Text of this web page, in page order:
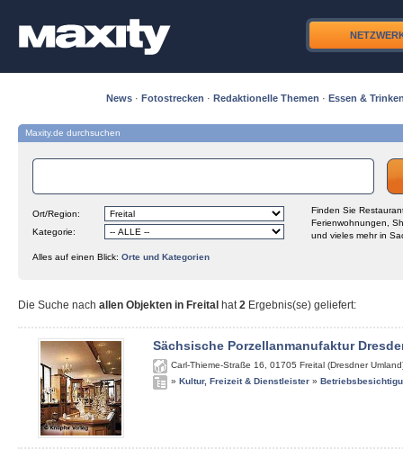
News · Fotostrecken · Redaktionelle Themen · Essen &
Maxity.de durchsuchen
Ort/Region:
Kategorie:
Finden Sie
Ferienwohnungen,
und vieles mehr in
Alles auf einen Blick: Orte und Kategorien
Die Suche nach allen Objekten in Freital hat2 Ergebnis(se) geliefert:
Sächsische Porzellanmanufaktur
Carl-Thieme-Straße 16 01705 Freital (Dresdner
» Kultur, Freizeit & Dienstleister »